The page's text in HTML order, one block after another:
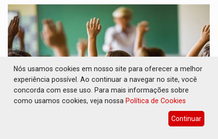
DESENVOLVIMENTO: Ideb avança nos anos
Nós usamos cookies em nosso site para oferecer a melhor
experiência possível. Ao continuar a navegar no site, você
concorda com esse uso. Para mais informações sobre
como usamos cookies, veja nossa Política de Cookies
Continuar